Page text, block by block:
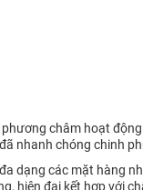
phương châm hoạt
nhanh chóng chinh
dạng các mặt hàng
hiện đại kết hợp với